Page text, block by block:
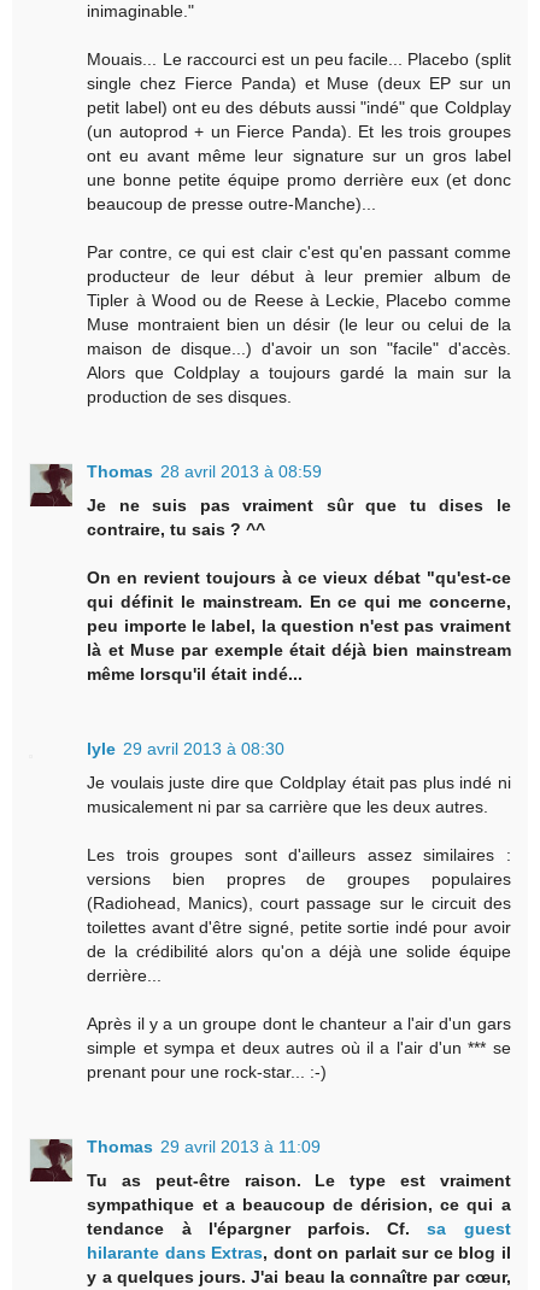
inimaginable."
Mouais... Le raccourci est un peu facile... Placebo (split
single chez Fierce Panda) et Muse (deux EP sur un
petit label) ont eu des débuts aussi "indé" que Coldplay
(un autoprod + un Fierce Panda). Et les trois groupes
ont eu avant même leur signature sur un gros label
une bonne petite équipe promo derrière eux (et donc
beaucoup de presse outre-Manche)...
Par contre, ce qui est clair c'est qu'en passant comme
producteur de leur début à leur premier album de
Tipler à Wood ou de Reese à Leckie, Placebo comme
Muse montraient bien un désir (le leur ou celui de la
maison de disque...) d'avoir un son "facile" d'accès.
Alors que Coldplay a toujours gardé la main sur la
production de ses disques.
Thomas 28 avril 2013 à 08:59
Je ne suis pas vraiment sûr que tu dises le
contraire, tu sais ? ^^
On en revient toujours à ce vieux débat "qu'est-ce
qui définit le mainstream. En ce qui me concerne,
peu importe le label, la question n'est pas vraiment
là et Muse par exemple était déjà bien mainstream
même lorsqu'il était indé...
lyle 29 avril 2013 à 08:30
Je voulais juste dire que Coldplay était pas plus indé ni
musicalement ni par sa carrière que les deux autres.
Les trois groupes sont d'ailleurs assez similaires :
versions bien propres de groupes populaires
(Radiohead, Manics), court passage sur le circuit des
toilettes avant d'être signé, petite sortie indé pour avoir
de la crédibilité alors qu'on a déjà une solide équipe
derrière...
Après il y a un groupe dont le chanteur a l'air d'un gars
simple et sympa et deux autres où il a l'air d'un *** se
prenant pour une rock-star... :-)
Thomas 29 avril 2013 à 11:09
Tu as peut-être raison. Le type est vraiment
sympathique et a beaucoup de dérision, ce qui a
tendance à l'épargner parfois. Cf.sa guest
hilarante dans Extras, dont on parlait sur ce blog il
y a quelques jours. J'ai beau la connaître par cœur,